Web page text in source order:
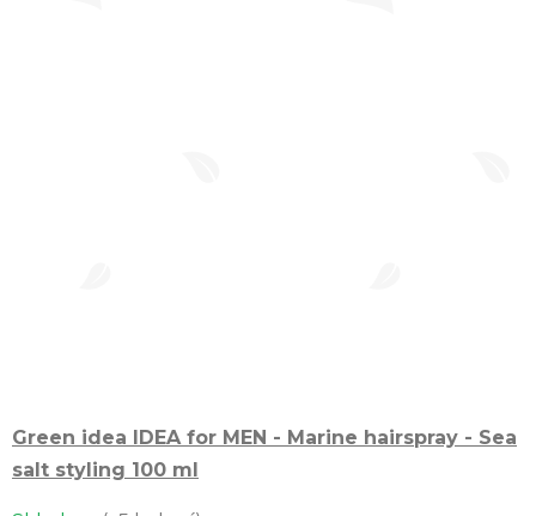
Green idea IDEA for MEN - Marine hairspray - Sea
salt styling 100 ml